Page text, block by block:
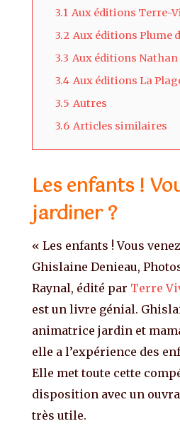
3.1 Aux éditions Terre-
3.2 Aux éditions Plume
3.3 Aux éditions Nathan
3.4 Aux éditions La
3.5 Autres
3.6 Articles similaires
Les enfants !
jardiner ?
« Les enfants ! Vous
Ghislaine Denieau,
Raynal, édité par Terre
est un livre génial.
animatrice jardin et
elle a l’expérience des
Elle met toute cette
disposition avec un
très utile.